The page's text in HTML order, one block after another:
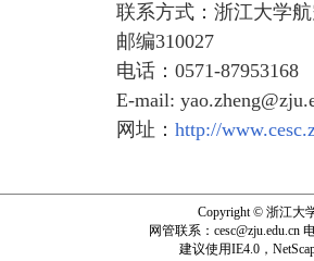
联系方式：浙江大学
邮编310027
电话：0571-87953168
E-mail:
网址： http://
Copyright © 浙江大
网管联系： cesc@zju.edu.cn
建议使用IE4.0，